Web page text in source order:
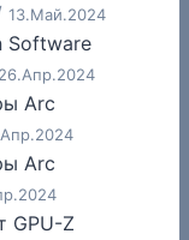
13.Май.2024
Software
26.Апр.2024
Arc
Arc
GPU-Z